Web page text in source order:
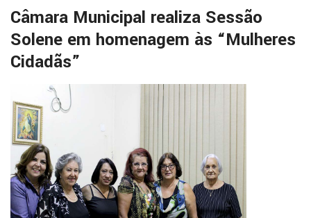
Câmara Municipal realiza Sessão
Solene em homenagem às “Mulheres
Cidadãs”